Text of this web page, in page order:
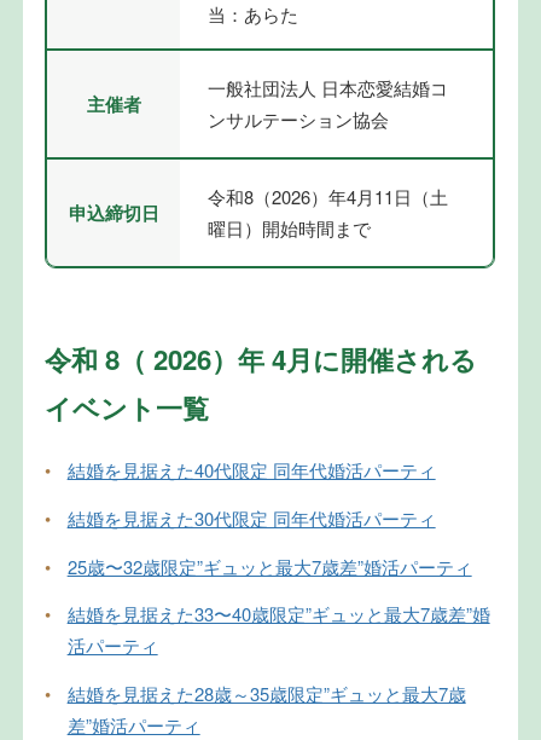
当：あらた
主催者
一般社団法人 日本恋愛結婚コ
ンサルテーション協会
申込締切日
令和8（2026）年4月11日（土
曜日）開始時間まで
令和 8（ 2026）年 4月に開催される
イベント一覧
•
結婚を見据えた40代限定 同年代婚活パーティ
•
結婚を見据えた30代限定 同年代婚活パーティ
•
25歳〜32歳限定”ギュッと最大7歳差”婚活パーティ
•
結婚を見据えた33〜40歳限定”ギュッと最大7歳差”婚
活パーティ
•
結婚を見据えた28歳～35歳限定”ギュッと最大7歳
差”婚活パーティ